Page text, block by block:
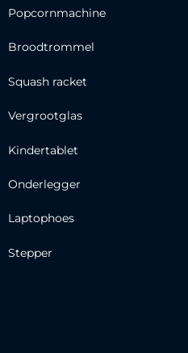
Popcornmachine
Broodtrommel
Squash racket
Vergrootglas
Kindertablet
Onderlegger
Laptophoes
Stepper